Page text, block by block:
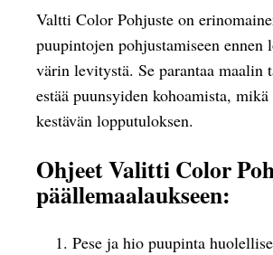
Valtti Color Pohjuste on
puupintojen pohjustamiseen ennen
värin levitystä. Se parantaa maalin
estää puunsyiden kohoamista,
kestävän lopputuloksen.
Ohjeet Valitti Color
päällemaalaukseen:
Pese ja hio puupinta